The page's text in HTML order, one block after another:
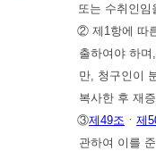
또는 수취인
② 제1항에 따
출하여야 하
만, 청구인이
복사한 후 재
③제49조 ㆍ 제
관하여 이를